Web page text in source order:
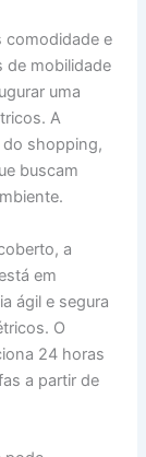
comodidade e
de mobilidade
uma
A
do shopping,
buscam
a
em
ágil e segura
O
24 horas
a partir de